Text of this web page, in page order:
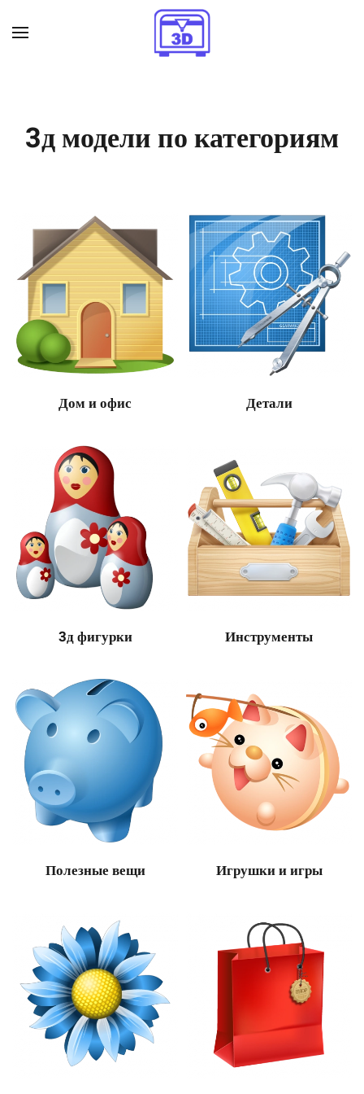
Skip to main content
3д модели по категориям
Дом и офис Детали
3д фигурки Инструменты
Полезные вещи Игрушки и игры